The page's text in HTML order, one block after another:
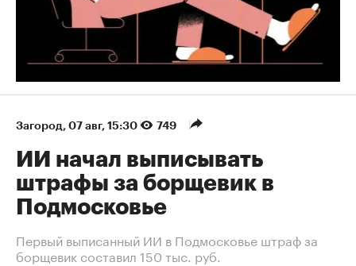
Загород 07 авг, 15:30 749
ИИ начал выписывать
штрафы за борщевик в
Подмосковье
Первый выписанный ИИ в Подмосковье штраф за
борщевик составил 150 тыс. руб.